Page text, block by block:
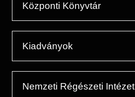
Központi Könyvtár
Kiadványok
Nemzeti Régészeti Intézet